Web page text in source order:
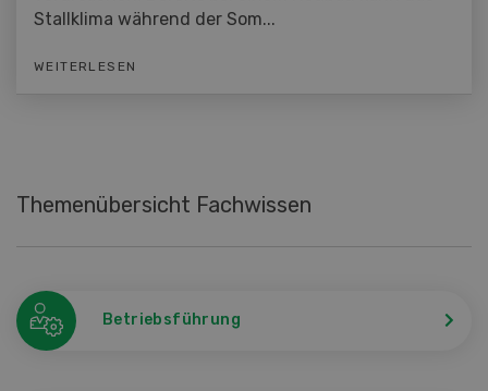
Stallklima während der Som...
WEITERLESEN
Themenübersicht Fachwissen
Betriebsführung